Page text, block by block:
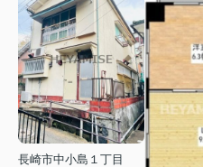
長崎市中小島１丁目